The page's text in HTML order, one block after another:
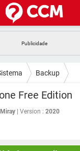
FACEBOOK
EXCEL
GMAIL
WHATSAPP
WHATSAPP
EXCEL
Backup
Free Edition
Miray Version : 2020